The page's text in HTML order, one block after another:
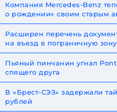
Компания Mercedes-Benz
о рождении» своим старым
Расширен перечень
на въезд в пограничную
Пьяный пинчанин угнал
спящего друга
В «Брест-СЭЗ» задержали
рублей